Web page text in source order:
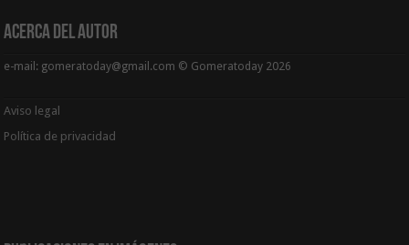
Acerca del Autor
e-mail: gomeratoday@gmail.com © Gomeratoday 2026
Aviso legal
Política de privacidad